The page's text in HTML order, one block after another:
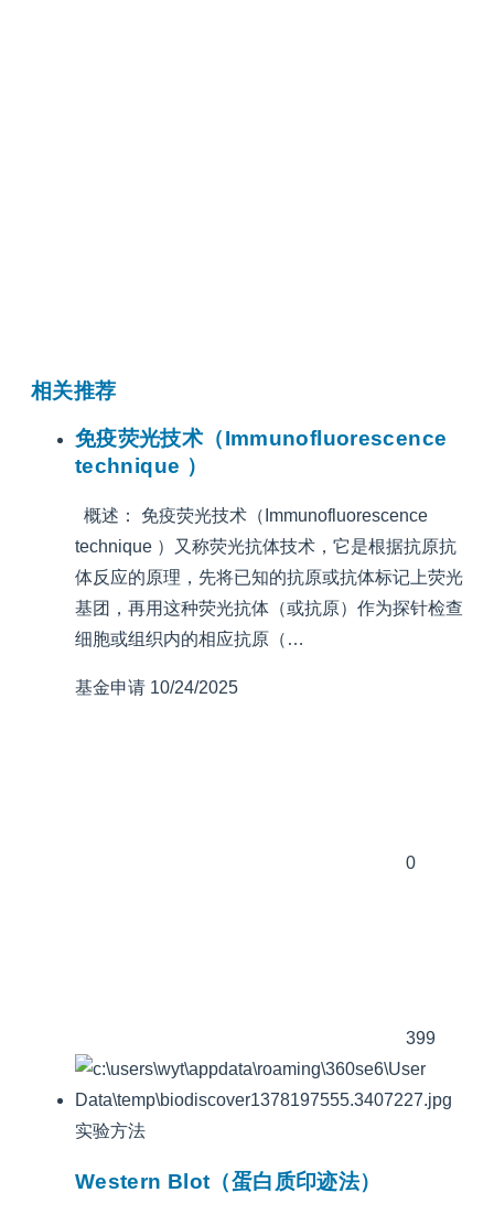
相关推荐
免疫荧光技术（Immunofluorescence
technique ）
概述： 免疫荧光技术（Immunofluorescence
technique ）又称荧光抗体技术，它是根据抗原抗
体反应的原理，先将已知的抗原或抗体标记上荧光
基团，再用这种荧光抗体（或抗原）作为探针检查
细胞或组织内的相应抗原（…
基金申请 10/24/2025
0
399
实验方法
Western Blot（蛋白质印迹法）